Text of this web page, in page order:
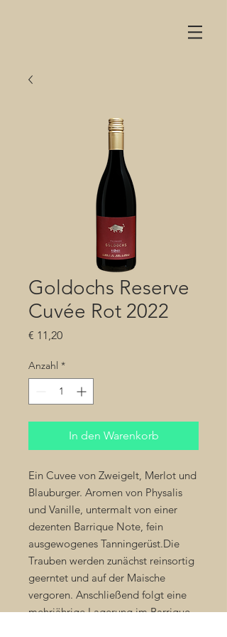
Goldochs Reserve
Cuvée Rot 2022
€ 11,20Preis
Anzahl *
In den Warenkorb
Ein Cuvee von Zweigelt, Merlot und
Blauburger. Aromen von Physalis
und Vanille, untermalt von einer
dezenten Barrique Note, fein
ausgewogenes Tanningerüst.Die
Trauben werden zunächst reinsortig
geerntet und auf der Maische
vergoren. Anschließend folgt eine
mehrjährige Lagerung im Barrique